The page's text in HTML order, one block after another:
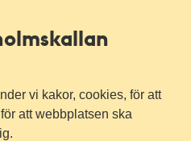
vi kakor, cookies, för att
att webbplatsen ska